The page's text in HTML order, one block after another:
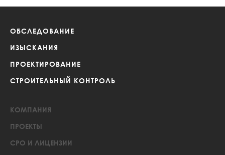
ОБСЛЕДОВАНИЕ
ИЗЫСКАНИЯ
ПРОЕКТИРОВАНИЕ
СТРОИТЕЛЬНЫЙ КОНТРОЛЬ
КОМПАНИЯ
ПРОЕКТЫ
СРО И ЛИЦЕНЗИИ